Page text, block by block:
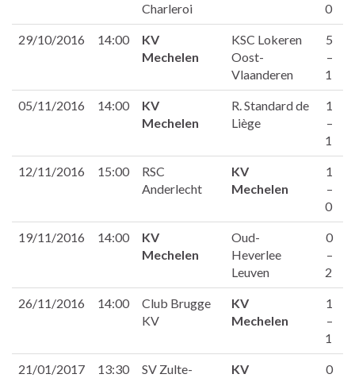
Charleroi
0
29/10/2016 14:00
KV
Mechelen
KSC Lokeren
Oost-
Vlaanderen
5
–
1
05/11/2016 14:00
KV
Mechelen
R. Standard de
Liège
1
–
1
12/11/2016 15:00
RSC
Anderlecht
KV
Mechelen
1
–
0
19/11/2016 14:00
KV
Mechelen
Oud-
Heverlee
Leuven
0
–
2
26/11/2016 14:00
Club Brugge
KV
KV
Mechelen
1
–
1
21/01/2017 13:30
SV Zulte-
KV
0